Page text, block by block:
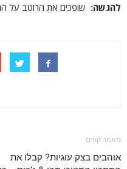
להגשה: שופכים את הרוטב על
מאמר קודם
אוהבים בצק עוגיות? קבלו את